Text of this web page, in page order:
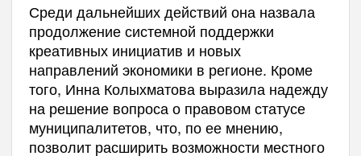
Среди дальнейших действий она назвала
продолжение системной поддержки
креативных инициатив и новых
направлений экономики в регионе. Кроме
того, Инна Колыхматова выразила надежду
на решение вопроса о правовом статусе
муниципалитетов, что, по ее мнению,
позволит расширить возможности местного